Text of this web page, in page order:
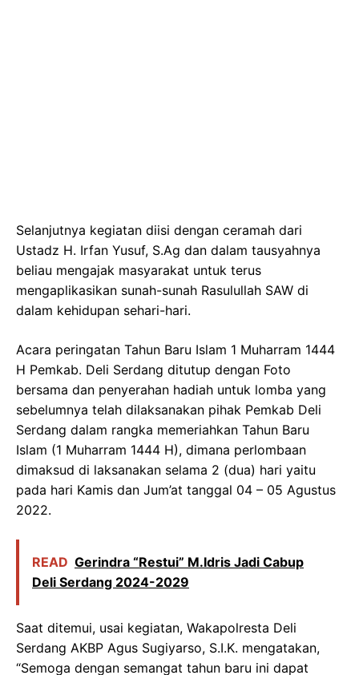
Selanjutnya kegiatan diisi dengan ceramah dari
Ustadz H. Irfan Yusuf, S.Ag dan dalam tausyahnya
beliau mengajak masyarakat untuk terus
mengaplikasikan sunah-sunah Rasulullah SAW di
dalam kehidupan sehari-hari.
Acara peringatan Tahun Baru Islam 1 Muharram 1444
H Pemkab. Deli Serdang ditutup dengan Foto
bersama dan penyerahan hadiah untuk lomba yang
sebelumnya telah dilaksanakan pihak Pemkab Deli
Serdang dalam rangka memeriahkan Tahun Baru
Islam (1 Muharram 1444 H), dimana perlombaan
dimaksud di laksanakan selama 2 (dua) hari yaitu
pada hari Kamis dan Jum’at tanggal 04 – 05 Agustus
2022.
READ Gerindra “Restui” M.Idris Jadi Cabup
Deli Serdang 2024-2029
Saat ditemui, usai kegiatan, Wakapolresta Deli
Serdang AKBP Agus Sugiyarso, S.I.K. mengatakan,
“Semoga dengan semangat tahun baru ini dapat